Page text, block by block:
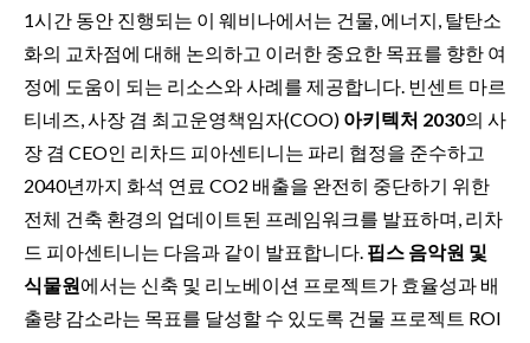
1시간 동안 진행되는 이 웨비나에서는 건물, 에너지, 탈탄소
화의 교차점에 대해 논의하고 이러한 중요한 목표를 향한 여
정에 도움이 되는 리소스와 사례를 제공합니다. 빈센트 마르
티네즈, 사장 겸 최고운영책임자(COO) 아키텍처 2030의 사
장 겸 CEO인 리차드 피아센티니는 파리 협정을 준수하고
2040년까지 화석 연료 CO2 배출을 완전히 중단하기 위한
전체 건축 환경의 업데이트된 프레임워크를 발표하며, 리차
드 피아센티니는 다음과 같이 발표합니다. 핍스 음악원 및
식물원에서는 신축 및 리노베이션 프로젝트가 효율성과 배
출량 감소라는 목표를 달성할 수 있도록 건물 프로젝트 ROI